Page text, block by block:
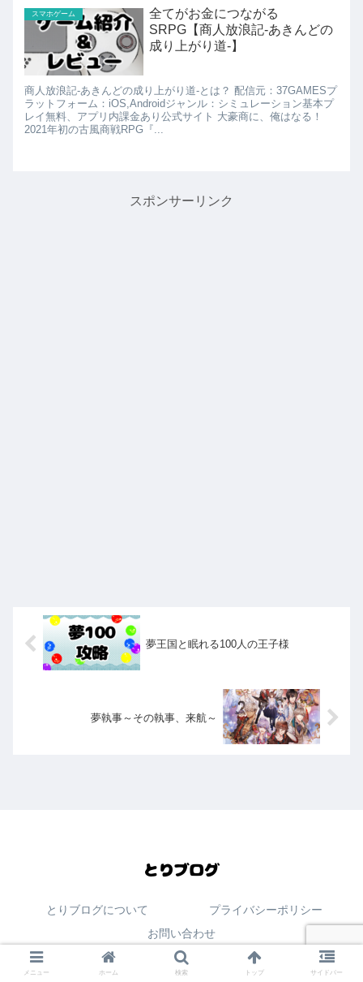
スマホゲーム
全てがお金につながる
SRPG【商人放浪記-あきんどの
成り上がり道-】
商人放浪記-あきんどの成り上がり道-とは？ 配信元：37GAMESプ
ラットフォーム：iOS,Androidジャンル：シミュレーション基本プ
レイ無料、アプリ内課金あり公式サイト 大豪商に、俺はなる！
2021年初の古風商戦RPG『...
スポンサーリンク
夢王国と眠れる100人の王子様
夢執事～その執事、来航～
とりブログについて
プライバシーポリシー
お問い合わせ
© 2020-2026 とりブログ.
メニュー ホーム 検索 トップ サイドバー